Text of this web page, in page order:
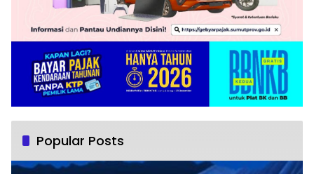
Popular Posts